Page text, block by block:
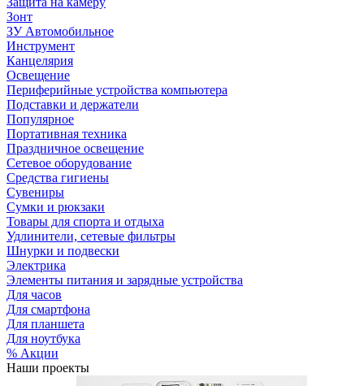
Зонт
ЗУ Автомобильное
Инструмент
Канцелярия
Освещение
Периферийные устройства компьютера
Подставки и держатели
Популярное
Портативная техника
Праздничное освещение
Сетевое оборудование
Средства гигиены
Сувениры
Сумки и рюкзаки
Товары для спорта и отдыха
Удлинители, сетевые фильтры
Шнурки и подвески
Электрика
Элементы питания и зарядные устройства
Для часов
Для смартфона
Для планшета
Для ноутбука
% Акции
Наши проекты